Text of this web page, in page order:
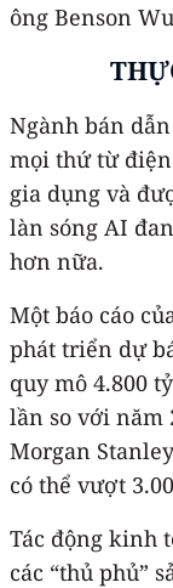
ông Benson
Ngành bán
mọi thứ từ
gia dụng và
làn sóng AI
hơn nữa.
Một báo cáo
phát triển dự
quy mô 4.800
lần so với năm
Morgan
có thể vượt
Tác động kinh
các “thủ phủ”